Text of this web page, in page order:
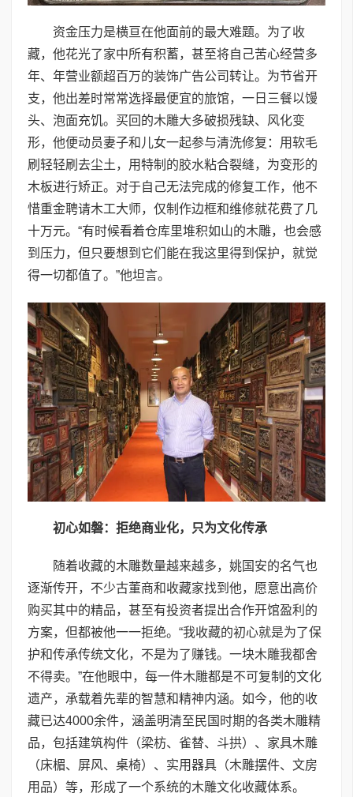
资金压力是横亘在他面前的最大难题。为了收
藏，他花光了家中所有积蓄，甚至将自己苦心经营多
年、年营业额超百万的装饰广告公司转让。为节省开
支，他出差时常常选择最便宜的旅馆，一日三餐以馒
头、泡面充饥。买回的木雕大多破损残缺、风化变
形，他便动员妻子和儿女一起参与清洗修复：用软毛
刷轻轻刷去尘土，用特制的胶水粘合裂缝，为变形的
木板进行矫正。对于自己无法完成的修复工作，他不
惜重金聘请木工大师，仅制作边框和维修就花费了几
十万元。“有时候看着仓库里堆积如山的木雕，也会感
到压力，但只要想到它们能在我这里得到保护，就觉
得一切都值了。”他坦言。
初心如磐：拒绝商业化，只为文化传承
随着收藏的木雕数量越来越多，姚国安的名气也
逐渐传开，不少古董商和收藏家找到他，愿意出高价
购买其中的精品，甚至有投资者提出合作开馆盈利的
方案，但都被他一一拒绝。“我收藏的初心就是为了保
护和传承传统文化，不是为了赚钱。一块木雕我都舍
不得卖。”在他眼中，每一件木雕都是不可复制的文化
遗产，承载着先辈的智慧和精神内涵。如今，他的收
藏已达4000余件，涵盖明清至民国时期的各类木雕精
品，包括建筑构件（梁枋、雀替、斗拱）、家具木雕
（床楣、屏风、桌椅）、实用器具（木雕摆件、文房
用品）等，形成了一个系统的木雕文化收藏体系。